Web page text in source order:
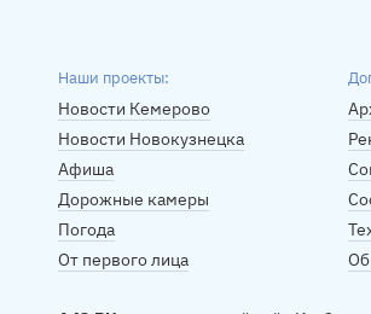
Наши проекты:
Новости Кемерово
Новости Новокузнецка
Афиша
Дорожные камеры
Погода
От первого лица